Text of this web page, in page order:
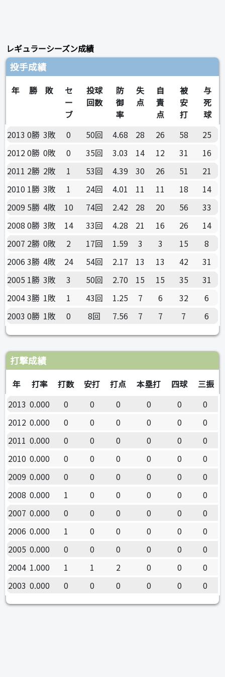
レギュラーシーズン成績
投手成績
年 勝 敗
セ
ー
ブ
投球
回数
防
御
率
失
点
自
責
点
被
安
打
与
死
球
2013 0勝 3敗 0 50回 4.68 28 26 58
25
20120勝 0敗 0 35回 3.03 14 12 31
16
2011 2勝 2敗 1 53回 4.39 30 26 51
21
2010 1勝 3敗 1 24回 4.01 11 11 18
14
2009 5勝 4敗 10 74回 2.42 28 20 56
33
2008 0勝 3敗 14 33回 4.28 21 16 26
14
2007 2勝 0敗 2 17回 1.59 3 3 15
8
2006 3勝 4敗 24 54回 2.17 13 13 42
31
2005 1勝 3敗 3 50回 2.70 15 15 35
31
20043勝 1敗 1 43回 1.25 7 6 32
6
2003 0勝 1敗 0 8回 7.56 7 7 7 6
打撃成績
年 打率 打数 安打 打点 本塁打 四球
三振
2013 0.000 0 0 0 0 0
0
2012 0.000 0 0 0 0 0
0
2011 0.000 0 0 0 0 0
0
2010 0.000 0 0 0 0 0
0
2009 0.000 0 0 0 0 0
0
2008 0.000 1 0 0 0 0
0
2007 0.000 0 0 0 0 0
0
2006 0.000 1 0 0 0 0
0
2005 0.000 0 0 0 0 0
0
2004 1.000 1 1 2 0 0
0
2003 0.000 0 0 0 0 0 0